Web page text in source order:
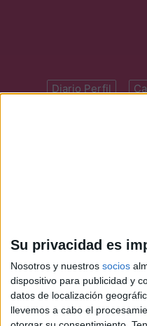
Su privacidad es
Nosotros y nuestros socios
dispositivo para publicidad y
datos de localización
llevemos a cabo el
Diario Perfil